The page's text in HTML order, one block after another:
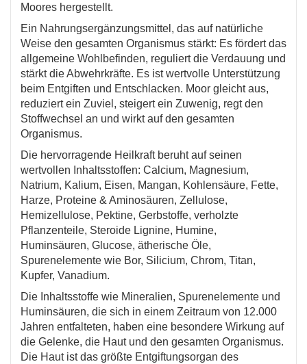
Moores hergestellt.
Ein Nahrungsergänzungsmittel, das auf natürliche
Weise den gesamten Organismus stärkt: Es fördert das
allgemeine Wohlbefinden, reguliert die Verdauung und
stärkt die Abwehrkräfte. Es ist wertvolle Unterstützung
beim Entgiften und Entschlacken. Moor gleicht aus,
reduziert ein Zuviel, steigert ein Zuwenig, regt den
Stoffwechsel an und wirkt auf den gesamten
Organismus.
Die hervorragende Heilkraft beruht auf seinen
wertvollen Inhaltsstoffen: Calcium, Magnesium,
Natrium, Kalium, Eisen, Mangan, Kohlensäure, Fette,
Harze, Proteine & Aminosäuren, Zellulose,
Hemizellulose, Pektine, Gerbstoffe, verholzte
Pflanzenteile, Steroide Lignine, Humine,
Huminsäuren, Glucose, ätherische Öle,
Spurenelemente wie Bor, Silicium, Chrom, Titan,
Kupfer, Vanadium.
Die Inhaltsstoffe wie Mineralien, Spurenelemente und
Huminsäuren, die sich in einem Zeitraum von 12.000
Jahren entfalteten, haben eine besondere Wirkung auf
die Gelenke, die Haut und den gesamten Organismus.
Die Haut ist das größte Entgiftungsorgan des